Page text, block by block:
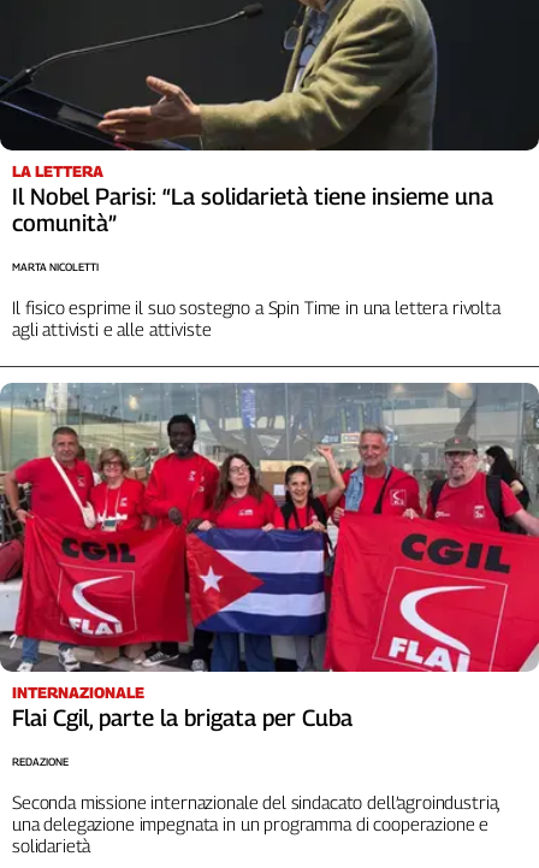
Lavoro
Territori
Abruzzo-
Molise
Alto
Calabria
Campania
Romagna
Friuli
Venezia
Giulia
Lazio
Liguria
Lombardia
Marche
Piemonte
Puglia
Sardegna
Sicilia
Toscana
Trentino
Umbria
Valle
LA LETTERA
Il Nobel Parisi: “La solidarietà tiene insieme una
comunità”
Il fisico esprime il suo sostegno a Spin Time in una lettera rivolta
agli attivisti e alle attiviste
MARTA NICOLETTI
INTERNAZIONALE
Flai Cgil, parte la brigata per Cuba
Seconda missione internazionale del sindacato dell’agroindustria,
una delegazione impegnata in un programma di cooperazione e
solidarietà
REDAZIONE